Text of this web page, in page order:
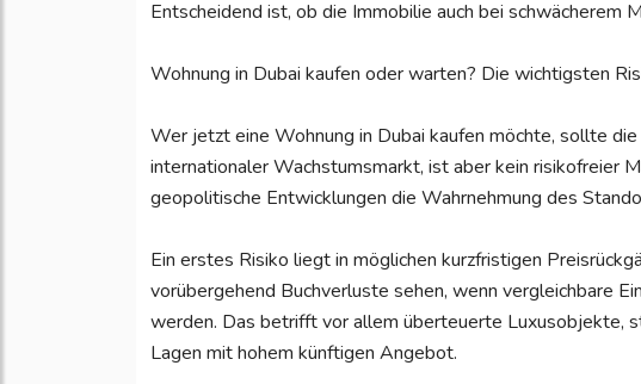
Entscheidend ist, ob die Immobilie auch bei schwächerem
Wohnung in Dubai kaufen oder warten? Die wichtigsten
Wer jetzt eine Wohnung in Dubai kaufen möchte, sollte
internationaler Wachstumsmarkt, ist aber kein risikofreier
geopolitische Entwicklungen die Wahrnehmung des
Ein erstes Risiko liegt in möglichen kurzfristigen
vorübergehend Buchverluste sehen, wenn vergleichbare
werden. Das betrifft vor allem überteuerte Luxusobjekte,
Lagen mit hohem künftigen Angebot.